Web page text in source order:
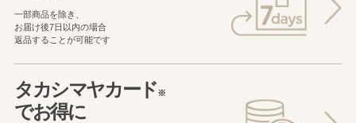
一部商品を除き、
お届け後7日以内の場合
返品することが可能です
タカシマヤカード※
でお得に